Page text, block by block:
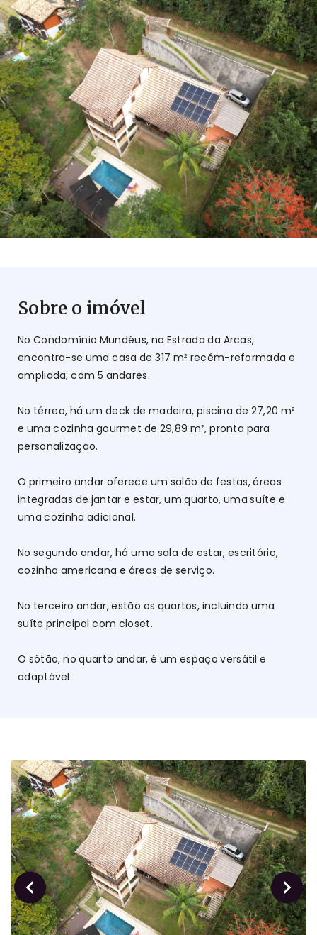
Sobre o imóvel
No Condomínio Mundéus, na Estrada da Arcas,
encontra-se uma casa de 317 m² recém-reformada e
ampliada, com 5 andares.
No térreo, há um deck de madeira, piscina de 27,20 m²
e uma cozinha gourmet de 29,89 m², pronta para
personalização.
O primeiro andar oferece um salão de festas, áreas
integradas de jantar e estar, um quarto, uma suíte e
uma cozinha adicional.
No segundo andar, há uma sala de estar, escritório,
cozinha americana e áreas de serviço.
No terceiro andar, estão os quartos, incluindo uma
suíte principal com closet.
O sótão, no quarto andar, é um espaço versátil e
adaptável.